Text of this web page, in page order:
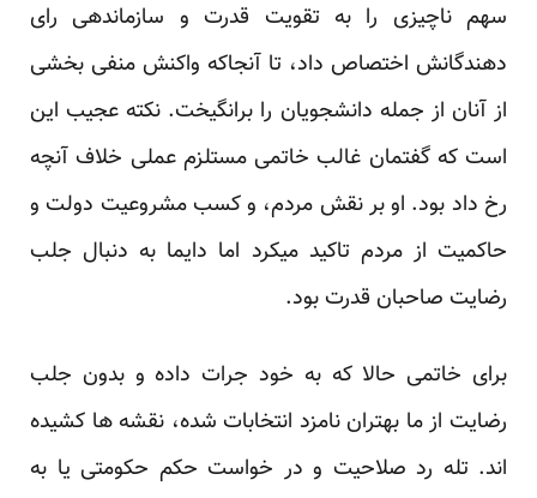
سهم ناچیزی را به تقویت قدرت و سازماندهی رای
‏دهندگانش اختصاص داد، تا آنجاکه واکنش منفی بخشی
از آنان از جمله دانشجویان را برانگیخت. نکته عجیب این
‏است که گفتمان غالب خاتمی مستلزم عملی خلاف آنچه
رخ داد بود. او بر نقش مردم، و کسب مشروعیت دولت و
‏حاکمیت از مردم تاکید میکرد اما دایما به دنبال جلب
رضایت صاحبان قدرت بود. ‏
برای خاتمی حالا که به خود جرات داده و بدون جلب
رضایت از ما بهتران نامزد انتخابات شده، نقشه ها کشیده
اند.‏‎ ‎تله رد صلاحیت و در خواست حکم حکومتی یا به